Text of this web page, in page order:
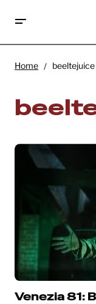
Home beeltejuice
Venezia 81: